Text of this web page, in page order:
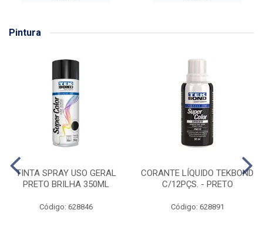
Pintura
TINTA SPRAY USO GERAL
PRETO BRILHA 350ML
Código: 628846
CORANTE LÍQUIDO TEKBOND
C/12PÇS. - PRETO
Código: 628891